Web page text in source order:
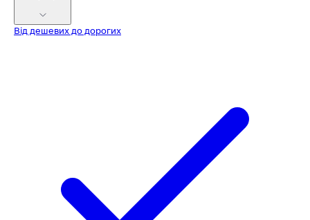
Від дешевих до дорогих